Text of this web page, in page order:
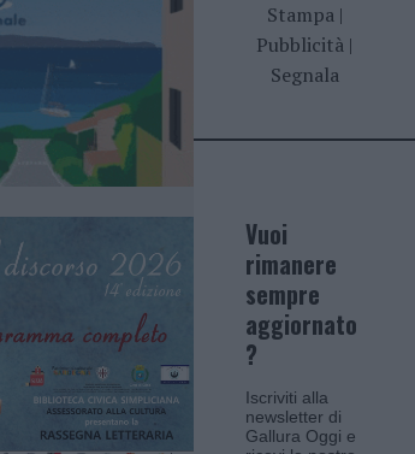
Stampa|
Pubblicità |
Segnala
Vuoi
rimanere
sempre
aggiornato
?
Iscriviti alla
newsletter di
Gallura Oggi e